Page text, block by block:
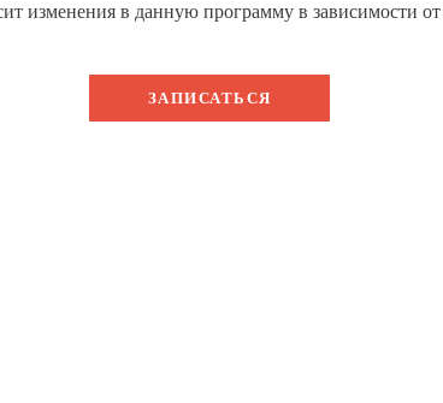
изменения в данную программу в зависимости
ЗАПИСАТЬСЯ